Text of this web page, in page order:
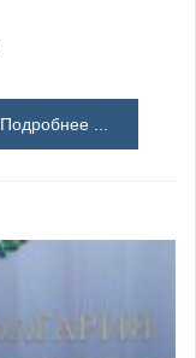
Подробнее ...